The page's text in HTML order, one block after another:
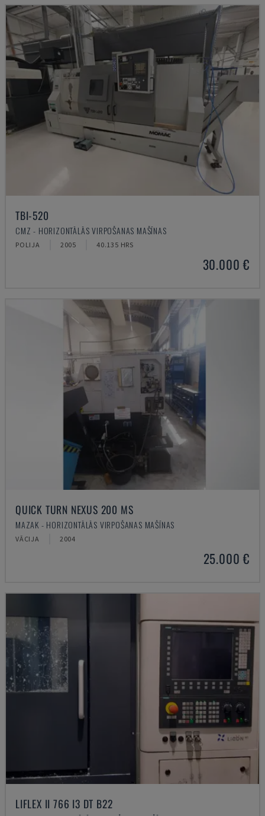
TBI-520
CMZ - HORIZONTĀLĀS VIRPOŠANAS MAŠĪNAS
POLIJA 2005 40.135 HRS
30.000 €
QUICK TURN NEXUS 200 MS
MAZAK - HORIZONTĀLĀS VIRPOŠANAS MAŠĪNAS
VĀCIJA 2004
25.000 €
LIFLEX II 766 I3 DT B22